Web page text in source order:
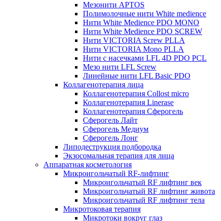
Мезонити APTOS
Полимолочные нити White medience
Нити White Medience PDO MONO
Нити White Medience PDO SCREW
Нити VICTORIA Screw PLLA
Нити VICTORIA Mono PLLA
Нити с насечками LFL 4D PDO PCL
Мезо нити LFL Screw
Линейные нити LFL Basic PDO
Коллагенотерапия лица
Коллагенотерапия Collost micro
Коллагенотерапия Linerase
Коллагенотерапия Сферогель
Сферогель Лайт
Сферогель Медиум
Сферогель Лонг
Липодеструкция подбородка
Экзосомальная терапия для лица
Аппаратная косметология
Микроигольчатый RF-лифтинг
Микроигольчатый RF лифтинг век
Микроигольчатый RF лифтинг живота
Микроигольчатый RF лифтинг тела
Микротоковая терапия
Микротоки вокруг глаз